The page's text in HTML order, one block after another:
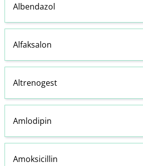
Albendazol
Alfaksalon
Altrenogest
Amlodipin
Amoksicillin